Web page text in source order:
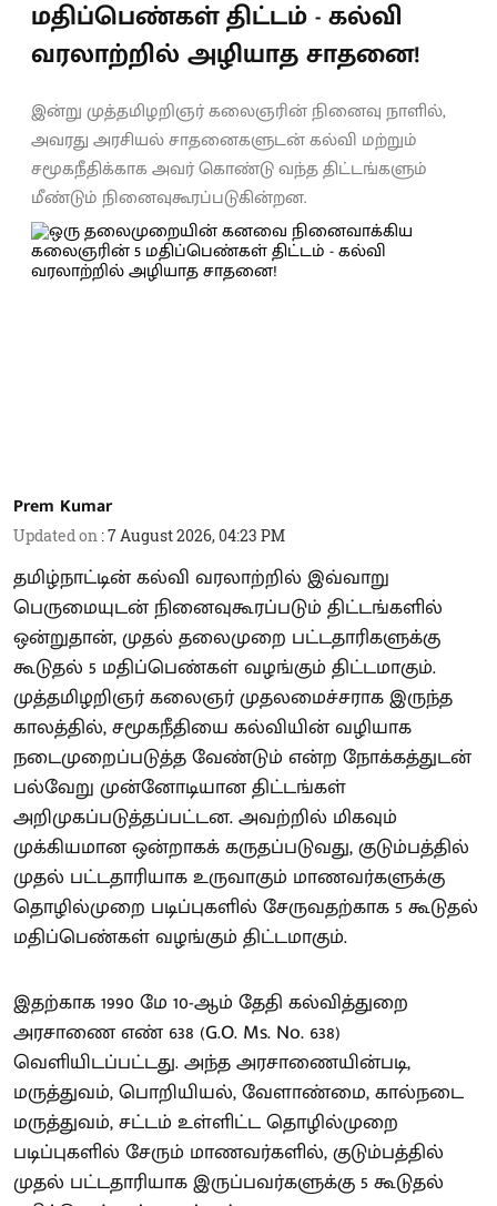
மதிப்பெண்கள் திட்டம் - கல்வி
வரலாற்றில் அழியாத சாதனை!
இன்று முத்தமிழறிஞர் கலைஞரின் நினைவு நாளில்,
அவரது அரசியல் சாதனைகளுடன் கல்வி மற்றும்
சமூகநீதிக்காக அவர் கொண்டு வந்த திட்டங்களும்
மீண்டும் நினைவுகூரப்படுகின்றன.
Prem Kumar
Updated on :7 August 2026, 04:23 PM
தமிழ்நாட்டின் கல்வி வரலாற்றில் இவ்வாறு
பெருமையுடன் நினைவுகூரப்படும் திட்டங்களில்
ஒன்றுதான், முதல் தலைமுறை பட்டதாரிகளுக்கு
கூடுதல் 5 மதிப்பெண்கள் வழங்கும் திட்டமாகும்.
முத்தமிழறிஞர் கலைஞர் முதலமைச்சராக இருந்த
காலத்தில், சமூகநீதியை கல்வியின் வழியாக
நடைமுறைப்படுத்த வேண்டும் என்ற நோக்கத்துடன்
பல்வேறு முன்னோடியான திட்டங்கள்
அறிமுகப்படுத்தப்பட்டன. அவற்றில் மிகவும்
முக்கியமான ஒன்றாகக் கருதப்படுவது, குடும்பத்தில்
முதல் பட்டதாரியாக உருவாகும் மாணவர்களுக்கு
தொழில்முறை படிப்புகளில் சேருவதற்காக 5 கூடுதல்
மதிப்பெண்கள் வழங்கும் திட்டமாகும்.
இதற்காக 1990 மே 10-ஆம் தேதி கல்வித்துறை
அரசாணை எண் 638 (G.O. Ms. No. 638)
வெளியிடப்பட்டது. அந்த அரசாணையின்படி,
மருத்துவம், பொறியியல், வேளாண்மை, கால்நடை
மருத்துவம், சட்டம் உள்ளிட்ட தொழில்முறை
படிப்புகளில் சேரும் மாணவர்களில், குடும்பத்தில்
முதல் பட்டதாரியாக இருப்பவர்களுக்கு 5 கூடுதல்